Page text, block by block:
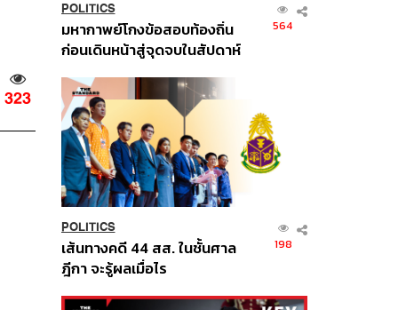
323
POLITICS
มหากาพย์โกงข้อสอบท้องถิ่น
ก่อนเดินหน้าสู่จุดจบในสัปดาห์
564
POLITICS
เส้นทางคดี 44 สส. ในชั้นศาล
ฎีกา จะรู้ผลเมื่อไร
198